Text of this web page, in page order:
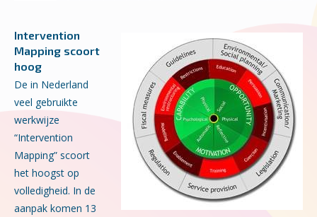
Intervention
Mapping scoort
hoog
De in Nederland
veel gebruikte
werkwijze
“Intervention
Mapping” scoort
het hoogst op
volledigheid. In de
aanpak komen 13